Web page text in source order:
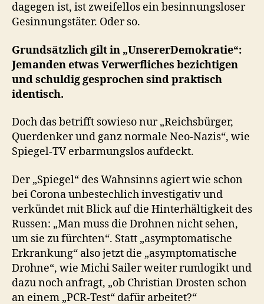
dagegen ist, ist zweifellos ein besinnungsloser
Gesinnungstäter. Oder so.
Grundsätzlich gilt in „UnsererDemokratie“:
Jemanden etwas Verwerfliches bezichtigen
und schuldig gesprochen sind praktisch
identisch.
Doch das betrifft sowieso nur „Reichsbürger,
Querdenker und ganz normale Neo-Nazis“, wie
Spiegel-TV erbarmungslos aufdeckt.
Der „Spiegel“ des Wahnsinns agiert wie schon
bei Corona unbestechlich investigativ und
verkündet mit Blick auf die Hinterhältigkeit des
Russen: „Man muss die Drohnen nicht sehen,
um sie zu fürchten“. Statt „asymptomatische
Erkrankung“ also jetzt die „asymptomatische
Drohne“, wie Michi Sailer weiter rumlogikt und
dazu noch anfragt, „ob Christian Drosten schon
an einem „PCR-Test“ dafür arbeitet?“